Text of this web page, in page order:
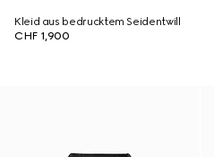
Kleid aus bedrucktem Seidentwill
CHF 1,900